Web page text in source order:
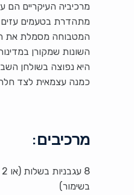
מרכיביה העיקריים הם
מתהדרת בטעמים עזים
המטבוחה מסמלת את
השונות שמקורן
היא נפוצה בשולחן
כמנה עצמאית לצד חלה
מרכיבים:
בשימור)